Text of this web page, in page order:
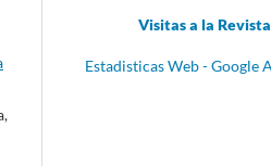
Visitas a la Revista
Estadisticas Web - Google